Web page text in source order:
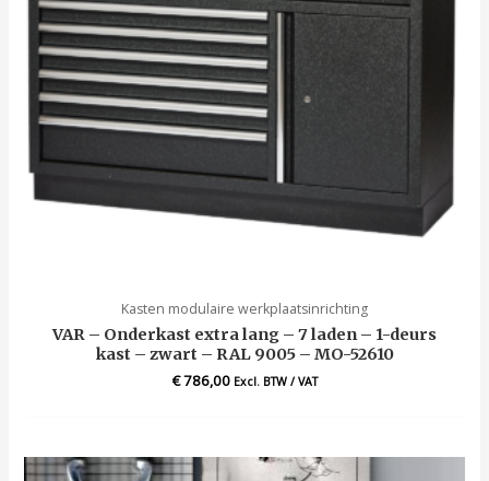
Kasten modulaire werkplaatsinrichting
VAR – Onderkast extra lang – 7 laden – 1-deurs
kast – zwart – RAL 9005 – MO-52610
€786,00 Excl. BTW / VAT